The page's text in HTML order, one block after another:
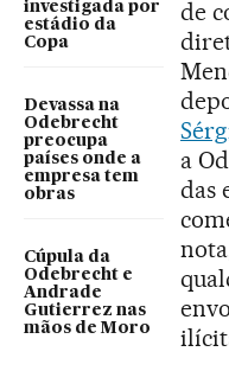
investigada por
estádio da
Copa
Devassa na
Odebrecht
preocupa
países onde a
empresa tem
obras
Cúpula da
Odebrecht e
Andrade
Gutierrez nas
mãos de Moro
de
a
das